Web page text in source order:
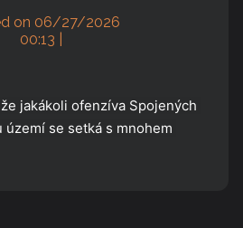
on 06/27/2026
00:13 |
jakákoli ofenzíva Spojených
se setká s mnohem